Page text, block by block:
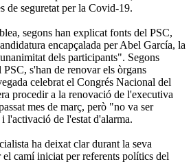
de seguretat per la Covid-19.
segons han explicat fonts del PSC,
encapçalada per Abel García, la
dels participants". Segons
PSC, s'han de renovar els òrgans
celebrat el Congrés Nacional del
procedir a la renovació de l'executiva
mes de març, però "no va ser
l'activació de l'estat d'alarma.
ha deixat clar durant la seva
camí iniciat per referents polítics del